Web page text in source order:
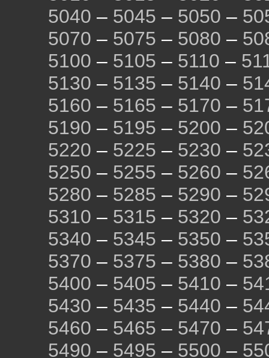
5040 – 5045 – 5050 –
5070 – 5075 – 5080 –
5100 – 5105 – 5110 –
5130 – 5135 – 5140 –
5160 – 5165 – 5170 –
5190 – 5195 – 5200 –
5220 – 5225 – 5230 –
5250 – 5255 – 5260 –
5280 – 5285 – 5290 –
5310 – 5315 – 5320 –
5340 – 5345 – 5350 –
5370 – 5375 – 5380 –
5400 – 5405 – 5410 –
5430 – 5435 – 5440 –
5460 – 5465 – 5470 –
5490 – 5495 – 5500 –